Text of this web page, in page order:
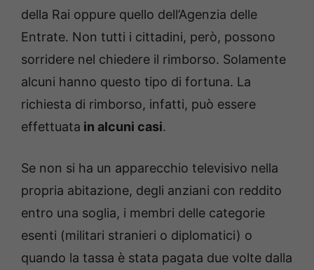
della Rai oppure quello dell’Agenzia delle
Entrate. Non tutti i cittadini, però, possono
sorridere nel chiedere il rimborso. Solamente
alcuni hanno questo tipo di fortuna. La
richiesta di rimborso, infatti, può essere
effettuata in alcuni casi.
Se non si ha un apparecchio televisivo nella
propria abitazione, degli anziani con reddito
entro una soglia, i membri delle categorie
esenti (militari stranieri o diplomatici) o
quando la tassa è stata pagata due volte dalla